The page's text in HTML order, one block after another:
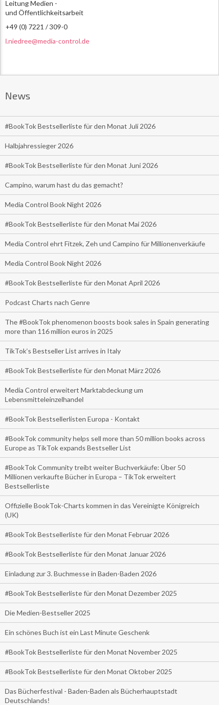
Leitung Medien -
und Öffentlichkeitsarbeit
+49 (0) 7221 / 309-0
l.niedree@media-control.de
News
#BookTok Bestsellerliste für den Monat Juli 2026
Halbjahressieger 2026
#BookTok Bestsellerliste für den Monat Juni 2026
Campino, warum hast du das gemacht?
Media Control Book Night 2026
#BookTok Bestsellerliste für den Monat Mai 2026
Media Control ehrt Fitzek, Zeh und Campino für Millionenverkäufe
Media Control Book Night 2026
#BookTok Bestsellerliste für den Monat April 2026
Podcast Charts nach Genre
The #BookTok phenomenon boosts book sales in Spain generating
more than 116 million euros in 2025
TikTok’s Bestseller List arrives in Italy
#BookTok Bestsellerliste für den Monat März 2026
Media Control erweitert Marktabdeckung um
Lebensmitteleinzelhandel
#BookTok Bestsellerlisten Europa - Kontakt
#BookTok community helps sell more than 50 million books across
Europe as TikTok expands Bestseller List
#BookTok Community treibt weiter Buchverkäufe: Über 50
Millionen verkaufte Bücher in Europa – TikTok erweitert
Bestsellerliste
Offizielle BookTok-Charts kommen in das Vereinigte Königreich
(UK)
#BookTok Bestsellerliste für den Monat Februar 2026
#BookTok Bestsellerliste für den Monat Januar 2026
Einladung zur 3. Buchmesse in Baden-Baden 2026
#BookTok Bestsellerliste für den Monat Dezember 2025
Die Medien-Bestseller 2025
Ein schönes Buch ist ein Last Minute Geschenk
#BookTok Bestsellerliste für den Monat November 2025
#BookTok Bestsellerliste für den Monat Oktober 2025
Das Bücherfestival - Baden-Baden als Bücherhauptstadt
Deutschlands!